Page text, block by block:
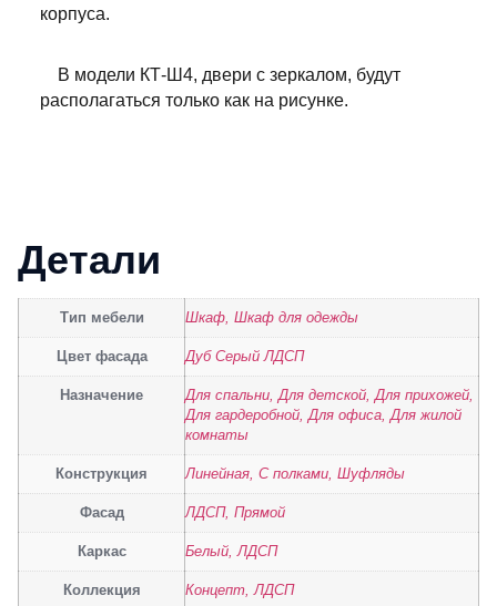
корпуса.
В модели КТ-Ш4, двери с зеркалом, будут
располагаться только как на рисунке.
Детали
Тип мебели Шкаф, Шкаф для одежды
Цвет фасада Дуб Серый ЛДСП
Назначение
Для спальни, Для детской, Для прихожей,
Для гардеробной, Для офиса, Для жилой
комнаты
Конструкция Линейная, С полками, Шуфляды
Фасад ЛДСП, Прямой
Каркас Белый, ЛДСП
Коллекция Концепт, ЛДСП